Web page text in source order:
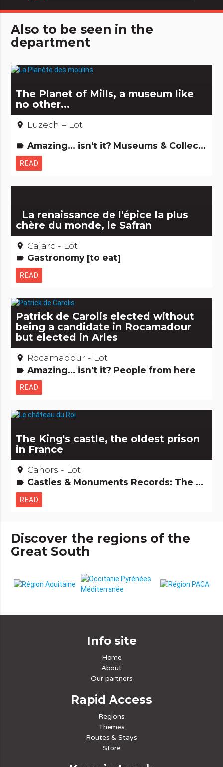
Also to be seen in the
department
The Planet of Mills, a museum like
no other...
place Luzech – Lot
label Amazing... isn't it? Museums & Collections
READ
La renaissance de l'épice la plus
chère du monde, le Safran
place Cajarc - Lot
label Gastronomy [to eat]
READ
Patrick de Carolis elected without
being a candidate in Rocamadour
but elected in Arles
place Rocamadour - Lot
label Amazing... isn't it? People from here
READ
The King's castle, the oldest prison
in France
place Cahors - Lot
label Castles & Monuments Records: The +'s and -'s Remarkable buildings
READ
Discover the regions of the
Great South
Info site
Home
About
Our partners
Rapid Access
Regions
Themes
Routes & Stays
Store